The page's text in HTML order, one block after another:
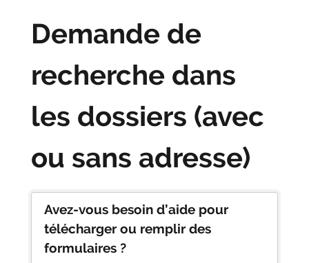
Demande de
recherche dans
les dossiers (avec
ou sans adresse)
Avez-vous besoin d’aide pour
télécharger ou remplir des
formulaires ?